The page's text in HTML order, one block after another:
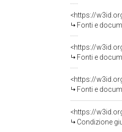
<https://
Fonti e
<https://
Fonti e
<https://
Fonti e
<https://
Condizione